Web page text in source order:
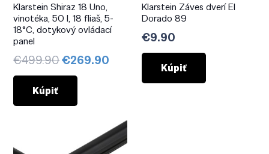
Klarstein Shiraz 18 Uno,
vinotéka, 50 l, 18 fliaš, 5-
18°C, dotykový ovládací
panel
€499.90Pôvodná
cena
€499.90.
€269.90 Aktuálna
Kúpiť
Klarstein Záves dverí El
Dorado 89
€9.90
Kúpiť